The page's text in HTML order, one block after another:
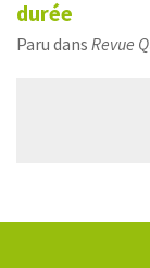
durée
Paru dans Revue